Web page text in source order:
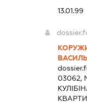
13.01.99
03062,